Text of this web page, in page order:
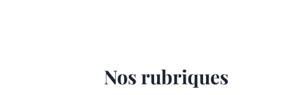
Nos rubriques